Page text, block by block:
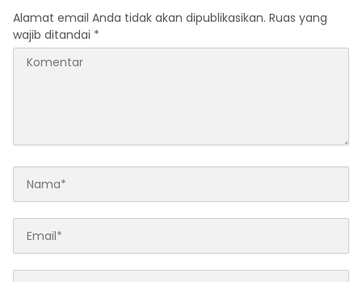
Alamat email Anda tidak akan dipublikasikan. Ruas yang
wajib ditandai *